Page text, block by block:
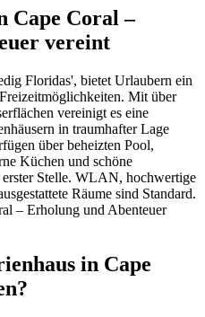
Cape Coral –
vereint
Floridas', bietet Urlaubern ein
Mit über
vereinigt es eine
in traumhafter Lage
über beheizten Pool,
Küchen und schöne
Stelle. WLAN, hochwertige
Räume sind Standard.
in Cape